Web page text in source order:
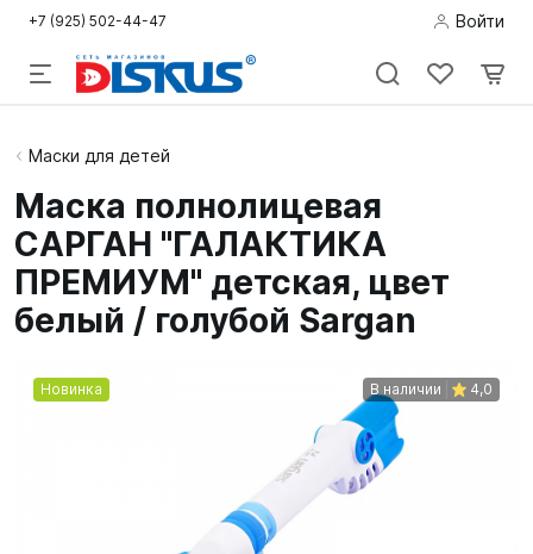
+7 (925) 502-44-47 Войти
Подводная
Дайвинг
Снорклинг /
Пляж
Фридайвинг
Маски для детей
Маска полнолицевая
САРГАН "ГАЛАКТИКА
ПРЕМИУМ" детская, цвет
белый / голубой Sargan
Новинка В наличии 4,0